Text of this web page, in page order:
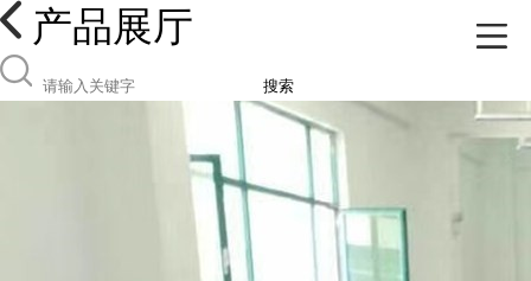
产品展厅
搜索